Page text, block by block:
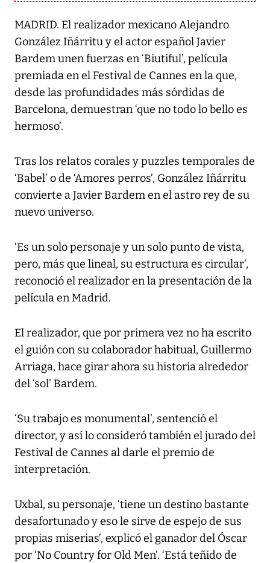
MADRID. El realizador mexicano Alejandro
González Iñárritu y el actor español Javier
Bardem unen fuerzas en ‘Biutiful’, película
premiada en el Festival de Cannes en la que,
desde las profundidades más sórdidas de
Barcelona, demuestran ‘que no todo lo bello es
hermoso’.
Tras los relatos corales y puzzles temporales de
‘Babel’ o de ‘Amores perros’, González Iñárritu
convierte a Javier Bardem en el astro rey de su
nuevo universo.
‘Es un solo personaje y un solo punto de vista,
pero, más que lineal, su estructura es circular’,
reconoció el realizador en la presentación de la
película en Madrid.
El realizador, que por primera vez no ha escrito
el guión con su colaborador habitual, Guillermo
Arriaga, hace girar ahora su historia alrededor
del ‘sol’ Bardem.
‘Su trabajo es monumental’, sentenció el
director, y así lo consideró también el jurado del
Festival de Cannes al darle el premio de
interpretación.
Uxbal, su personaje, ‘tiene un destino bastante
desafortunado y eso le sirve de espejo de sus
propias miserias’, explicó el ganador del Óscar
por ‘No Country for Old Men’. ‘Está teñido de